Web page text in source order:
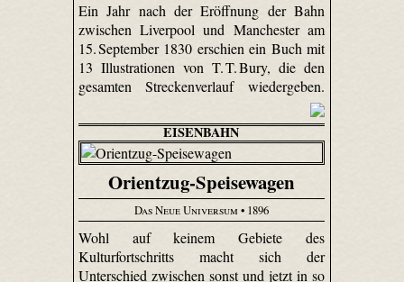
Ein Jahr nach der Eröffnung der Bahn
zwischen Liverpool und Manchester am
15. September 1830 erschien ein Buch mit
13 Illustrationen von T. T. Bury, die den
gesamten Streckenverlauf wiedergeben.
EISENBAHN
Orientzug-Speisewagen
Das Neue Universum • 1896
Wohl auf keinem Gebiete des
Kulturfortschritts macht sich der
Unterschied zwischen sonst und jetzt in so